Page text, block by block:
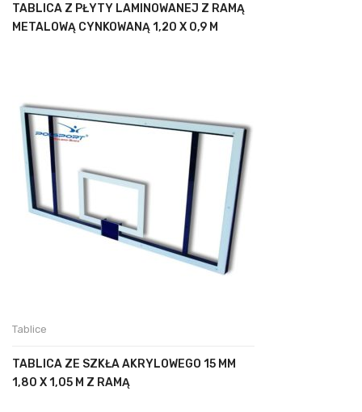
TABLICA Z PŁYTY LAMINOWANEJ Z RAMĄ
METALOWĄ CYNKOWANĄ 1,20 X 0,9 M
Tablice
TABLICA ZE SZKŁA AKRYLOWEGO 15 MM
1,80 X 1,05 M Z RAMĄ